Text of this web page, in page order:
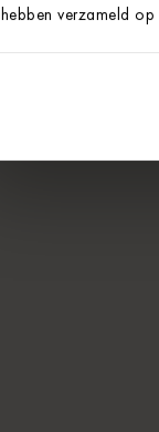
hebben verzameld op